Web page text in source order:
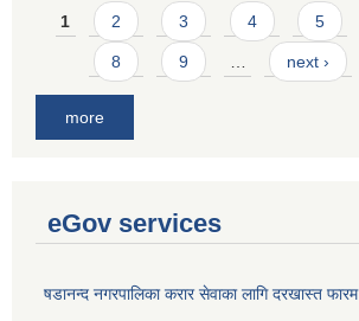
Pages
1 2 3 4 5
8 9 … next ›
more
eGov services
षडानन्द नगरपालिका करार सेवाका लागि दरखास्त फारम